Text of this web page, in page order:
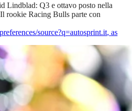
Lindblad: Q3 e ottavo posto nella
rookie Racing Bulls parte con
source?q=autosprint.it, as